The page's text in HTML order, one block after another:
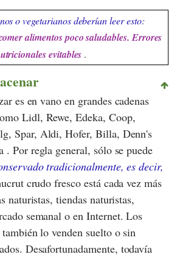
o vegetarianos deberían leer esto:
alimentos poco saludables. Errores
evitables .
es en vano en grandes cadenas
Lidl, Rewe,Edeka, Coop,
, Spar, Aldi,Hofer, Billa, Denn's
. Por regla general, sólo se puede
tradicionalmente, es decir,
crudo fresco está cada vez más
naturistas, tiendas naturistas,
semanal o en Internet. Los
lo venden suelto o sin
Desafortunadamente, todavía